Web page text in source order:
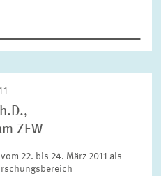
ZEW
22. bis 24. März 2011 als